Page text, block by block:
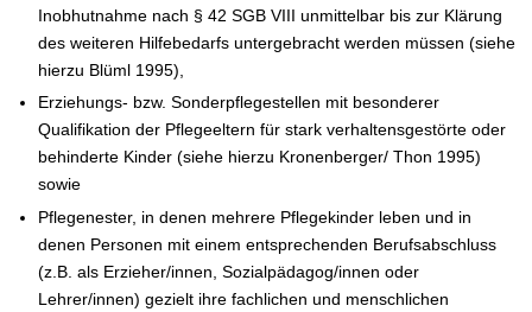
Inobhutnahme nach § 42 SGB VIII unmittelbar bis zur Klärung
des weiteren Hilfebedarfs untergebracht werden müssen (siehe
hierzu Blüml 1995),
Erziehungs- bzw. Sonderpflegestellen mit besonderer
Qualifikation der Pflegeeltern für stark verhaltensgestörte oder
behinderte Kinder (siehe hierzu Kronenberger/ Thon 1995)
sowie
Pflegenester, in denen mehrere Pflegekinder leben und in
denen Personen mit einem entsprechenden Berufsabschluss
(z.B. als Erzieher/innen, Sozialpädagog/innen oder
Lehrer/innen) gezielt ihre fachlichen und menschlichen